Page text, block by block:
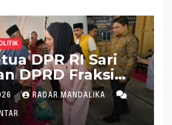
DPR RI Sari
DPRD Fraksi
Ratusan Unit
RADAR MANDALIKA